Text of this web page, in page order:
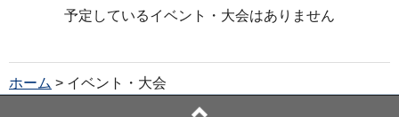
予定しているイベント・大会はありません
ホーム > イベント・大会